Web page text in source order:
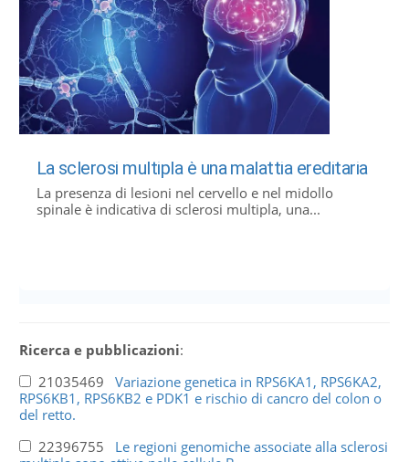
La sclerosi multipla è una malattia ereditaria
La presenza di lesioni nel cervello e nel midollo
spinale è indicativa di sclerosi multipla, una...
Ricerca e pubblicazioni:
21035469 Variazione genetica in RPS6KA1, RPS6KA2,
RPS6KB1, RPS6KB2 e PDK1 e rischio di cancro del colon o
del retto.
22396755 Le regioni genomiche associate alla sclerosi